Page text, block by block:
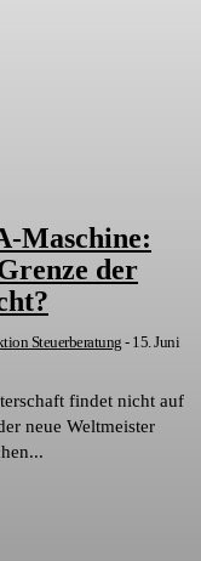
Maschine:
der
Steuerberatung- 15. Juni
findet nicht auf